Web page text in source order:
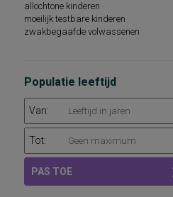
allochtone kinderen
moeilijk testbare kinderen
zwakbegaafde volwassenen
Populatie leeftijd
Van:
Tot:
PAS TOE